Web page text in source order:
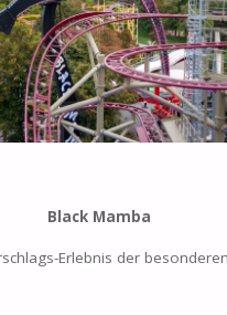
Black Mamba
Erlebnis der